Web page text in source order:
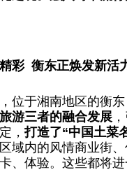
彩 衡东正焕发新活
位于湘南地区的衡
游三者的融合发展
，打造了“中国土菜
域内的风情商业街
、体验。这些都将